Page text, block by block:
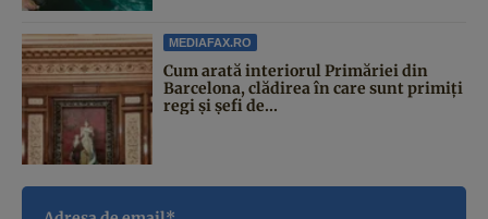
MEDIAFAX.RO
Cum arată interiorul Primăriei din
Barcelona, clădirea în care sunt primiți
regi și șefi de...